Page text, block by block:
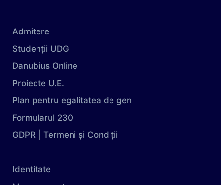
Admitere
Studenții UDG
Danubius Online
Proiecte U.E.
Plan pentru egalitatea de gen
Formularul 230
GDPR | Termeni și Condiții
Identitate